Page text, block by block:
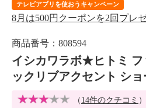
テレビアプリを使おうキャンペーン
8月は500円クーポンを2回プレ
商品番号：808594
イシカワラボ★ヒトミ フ
ックリブアクセント シ
（ 14件のクチコミ ）